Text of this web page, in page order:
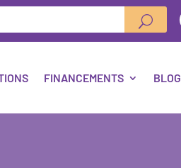
FINANCEMENTS BLOG